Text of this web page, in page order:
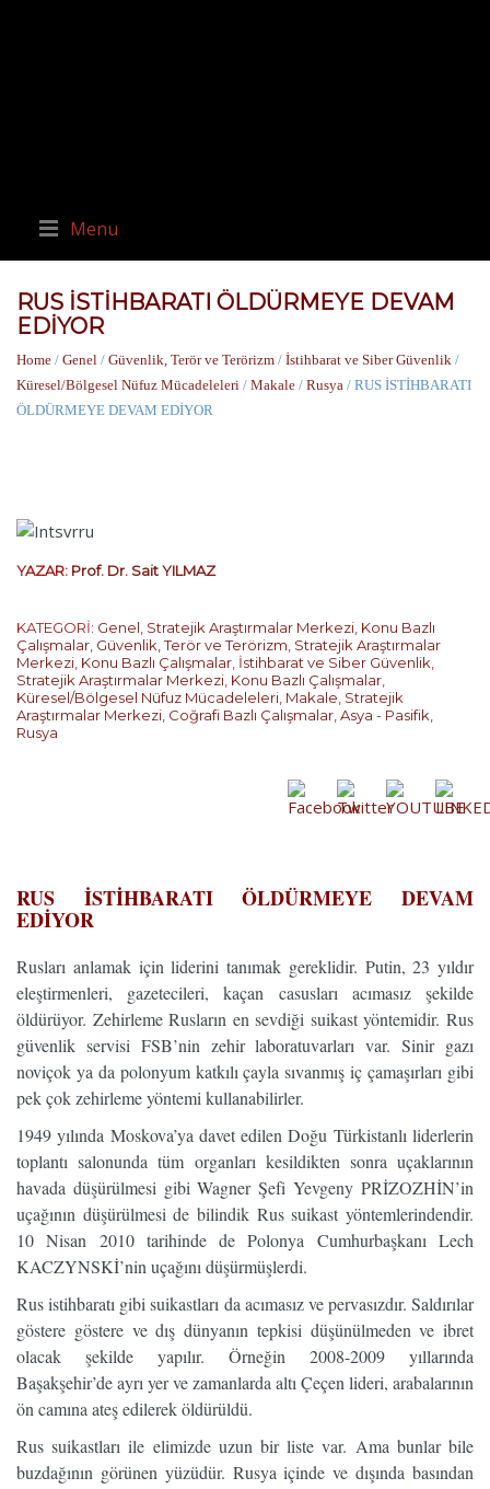
Menu
RUS İSTİHBARATI ÖLDÜRMEYE DEVAM
EDİYOR
Home / Genel / Güvenlik, Terör ve Terörizm / İstihbarat ve Siber Güvenlik /
Küresel/Bölgesel Nüfuz Mücadeleleri / Makale / Rusya / RUS İSTİHBARATI
ÖLDÜRMEYE DEVAM EDİYOR
YAZAR: Prof. Dr. Sait YILMAZ
KATEGORİ: Genel, Stratejik Araştırmalar Merkezi, Konu Bazlı
Çalışmalar, Güvenlik, Terör ve Terörizm, Stratejik Araştırmalar
Merkezi, Konu Bazlı Çalışmalar, İstihbarat ve Siber Güvenlik,
Stratejik Araştırmalar Merkezi, Konu Bazlı Çalışmalar,
Küresel/Bölgesel Nüfuz Mücadeleleri, Makale, Stratejik
Araştırmalar Merkezi, Coğrafi Bazlı Çalışmalar,Asya - Pasifik,
Rusya
RUS İSTİHBARATI ÖLDÜRMEYE DEVAM
EDİYOR
Rusları anlamak için liderini tanımak gereklidir. Putin, 23 yıldır
eleştirmenleri, gazetecileri, kaçan casusları acımasız şekilde
öldürüyor. Zehirleme Rusların en sevdiği suikast yöntemidir. Rus
güvenlik servisi FSB’nin zehir laboratuvarları var. Sinir gazı
noviçok ya da polonyum katkılı çayla sıvanmış iç çamaşırları gibi
pek çok zehirleme yöntemi kullanabilirler.
1949 yılında Moskova’ya davet edilen Doğu Türkistanlı liderlerin
toplantı salonunda tüm organları kesildikten sonra uçaklarının
havada düşürülmesi gibi Wagner Şefi Yevgeny PRİZOZHİN’in
uçağının düşürülmesi de bilindik Rus suikast yöntemlerindendir.
10 Nisan 2010 tarihinde de Polonya Cumhurbaşkanı Lech
KACZYNSKİ’nin uçağını düşürmüşlerdi.
Rus istihbaratı gibi suikastları da acımasız ve pervasızdır. Saldırılar
göstere göstere ve dış dünyanın tepkisi düşünülmeden ve ibret
olacak şekilde yapılır. Örneğin 2008-2009 yıllarında
Başakşehir’de ayrı yer ve zamanlarda altı Çeçen lideri, arabalarının
ön camına ateş edilerek öldürüldü.
Rus suikastları ile elimizde uzun bir liste var. Ama bunlar bile
buzdağının görünen yüzüdür. Rusya içinde ve dışında basından